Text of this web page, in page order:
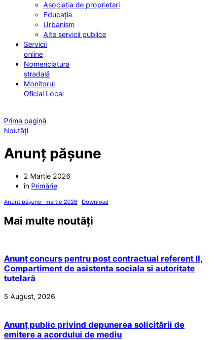
Asociația de proprietari
Educația
Urbanism
Alte servicii publice
Servicii
online
Nomenclatura
stradală
Monitorul
Oficial Local
Prima pagină
Noutăți
Anunț pășune
2 Martie 2026
în Primărie
Anunt pășune- martie 2026 Download
Mai multe noutăți
Anunț concurs pentru post contractual referent II,
Compartiment de asistenta sociala si autoritate
tutelară
5 August, 2026
Anunț public privind depunerea solicitării de
emitere a acordului de mediu